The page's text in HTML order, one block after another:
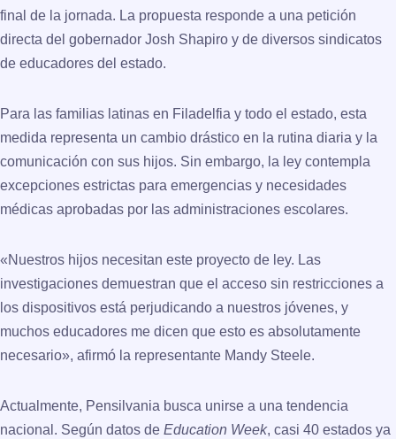
final de la jornada. La propuesta responde a una petición
directa del gobernador Josh Shapiro y de diversos sindicatos
de educadores del estado.
Para las familias latinas en Filadelfia y todo el estado, esta
medida representa un cambio drástico en la rutina diaria y la
comunicación con sus hijos. Sin embargo, la ley contempla
excepciones estrictas para emergencias y necesidades
médicas aprobadas por las administraciones escolares.
«Nuestros hijos necesitan este proyecto de ley. Las
investigaciones demuestran que el acceso sin restricciones a
los dispositivos está perjudicando a nuestros jóvenes, y
muchos educadores me dicen que esto es absolutamente
necesario», afirmó la representante Mandy Steele.
Actualmente, Pensilvania busca unirse a una tendencia
nacional. Según datos de Education Week, casi 40 estados ya